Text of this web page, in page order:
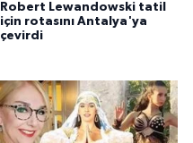
Robert Lewandowski tatil
için rotasını Antalya'ya
çevirdi